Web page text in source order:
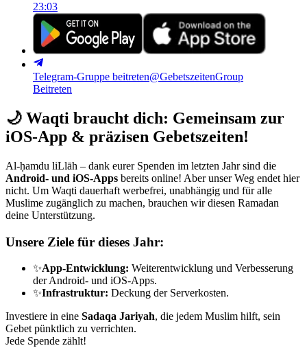
23:03
Telegram-Gruppe beitreten@GebetszeitenGroup
Beitreten
🌙 Waqti braucht dich: Gemeinsam zur
iOS-App & präzisen Gebetszeiten!
Al-ḥamdu liLlāh – dank eurer Spenden im letzten Jahr sind die
Android- und iOS-Apps bereits online! Aber unser Weg endet hier
nicht. Um Waqti dauerhaft werbefrei, unabhängig und für alle
Muslime zugänglich zu machen, brauchen wir diesen Ramadan
deine Unterstützung.
Unsere Ziele für dieses Jahr:
✨App-Entwicklung: Weiterentwicklung und Verbesserung
der Android- und iOS-Apps.
✨Infrastruktur: Deckung der Serverkosten.
Investiere in eine Sadaqa Jariyah, die jedem Muslim hilft, sein
Gebet pünktlich zu verrichten.
Jede Spende zählt!